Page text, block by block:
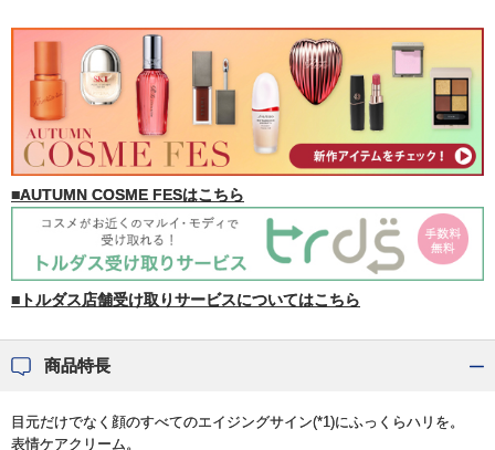
■AUTUMN COSME FESはこちら
■トルダス店舗受け取りサービスについてはこちら
商品特長
目元だけでなく顔のすべてのエイジングサイン(*1)にふっくらハリを。
表情ケアクリーム。